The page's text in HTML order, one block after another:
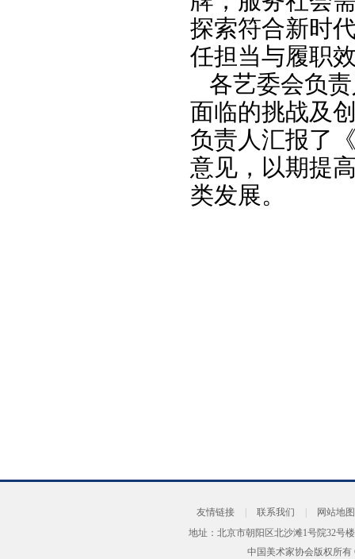
探索符合新时
任担当与履职
各艺委会负
面临的挑战及
负责人汇报了
意见，以期提
类发展。
友情链接 联系我们
网站地图
地址：北京市朝阳区北沙滩1号院32号
中国美术家协会版权所有